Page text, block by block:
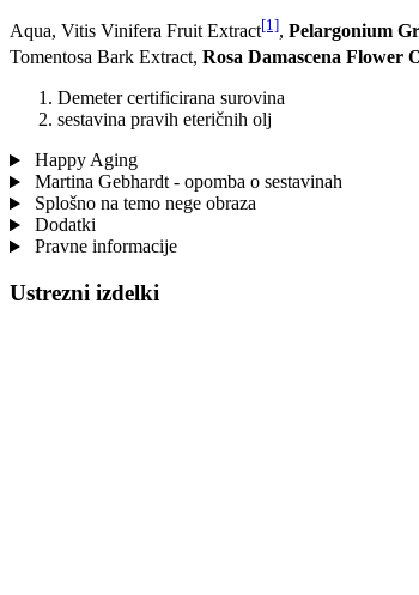
Aqua, Vitis Vinifera Fruit Extract[1], Pelargonium
Tomentosa Bark Extract, Rosa Damascena Flower
Demeter certificirana surovina
sestavina pravih eteričnih olj
Happy Aging
Martina Gebhardt - opomba o sestavinah
Splošno na temo nege obraza
Dodatki
Pravne informacije
Ustrezni izdelki